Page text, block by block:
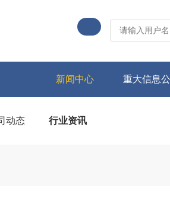
新闻中心 重大信息
动态 行业资讯